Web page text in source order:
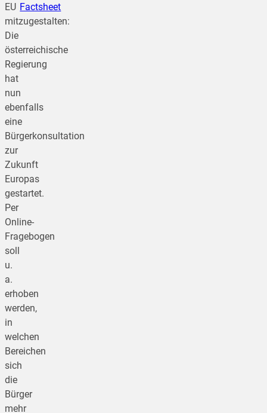
EU
mitzugestalten:
Die
österreichische
Regierung
hat
nun
ebenfalls
eine
Bürgerkonsultation
zur
Zukunft
Europas
gestartet.
Per
Online-
Fragebogen
soll
u.
a.
erhoben
werden,
in
welchen
Bereichen
sich
die
Bürger
mehr
Factsheet